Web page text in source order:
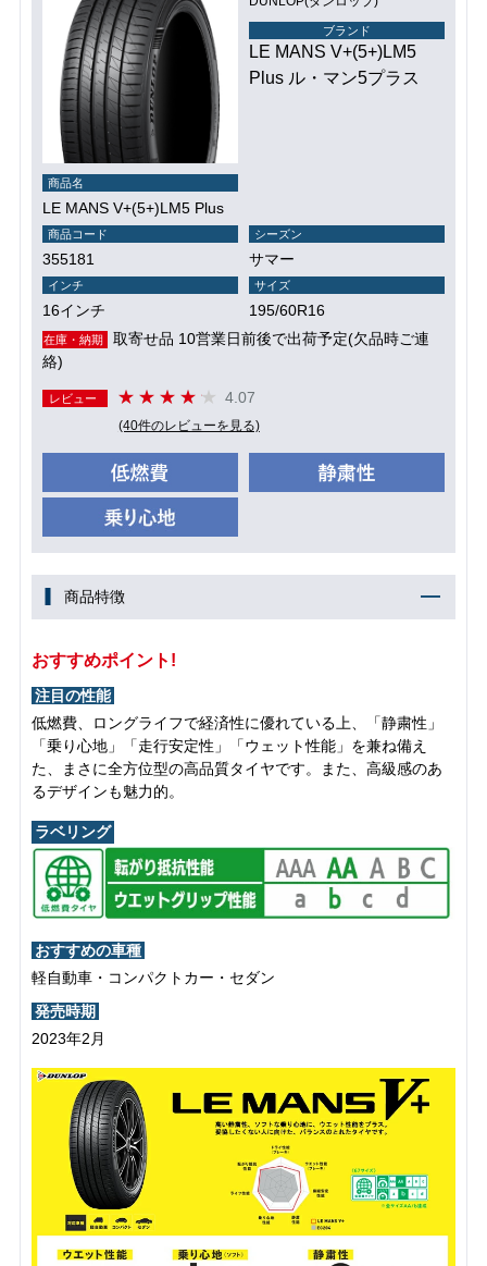
ブランド
LE MANS V+(5+)LM5
Plus ル・マン5プラス
商品名
LE MANS V+(5+)LM5 Plus
商品コード
355181
シーズン
サマー
インチ
16インチ
サイズ
195/60R16
在庫・納期
取寄せ品 10営業日前後で出荷予定(欠品時ご連
絡)
レビュー 4.07
(40件のレビューを見る)
商品特徴
おすすめポイント!
注目の性能
低燃費、ロングライフで経済性に優れている上、「静粛性」
「乗り心地」「走行安定性」「ウェット性能」を兼ね備え
た、まさに全方位型の高品質タイヤです。また、高級感のあ
るデザインも魅力的。
ラベリング
おすすめの車種
軽自動車・コンパクトカー・セダン
発売時期
2023年2月